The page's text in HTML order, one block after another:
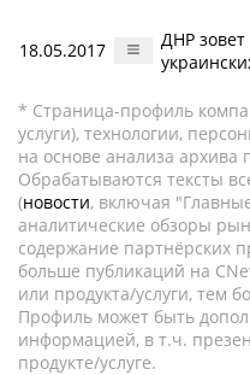
18.05.2017
ДНР зовет
* Страница-профиль
услуги), технологии,
на основе анализа архива
Обрабатываются тексты
(новости, включая
аналитические обзоры
содержание партнёрских
больше публикаций на
или продукта/услуги, тем
Профиль может быть
информацией, в т.ч.
продукте/услуге.